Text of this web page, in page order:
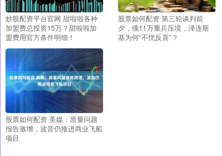
炒股配资平台官网 甜啦啦各种
加盟费总投资15万？甜啦啦加
盟费用官方条件明细！
股票如何配资 第三轮谈判前
夕，俄11万重兵压境，泽连斯
基为何“不忧反喜”？
股票如何配资 美媒：质量问题
报告激增，波音仍推进商业飞船
项目